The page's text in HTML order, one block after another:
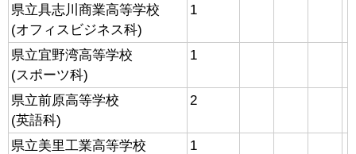
県立具志川商業高等学校
(オフィスビジネス科)
1
県立宜野湾高等学校
(スポーツ科)
1
県立前原高等学校
(英語科)
2
県立美里工業高等学校
1